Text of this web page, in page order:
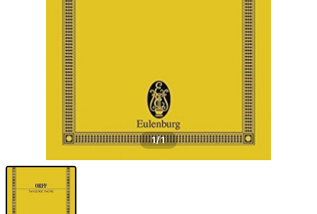
1/1